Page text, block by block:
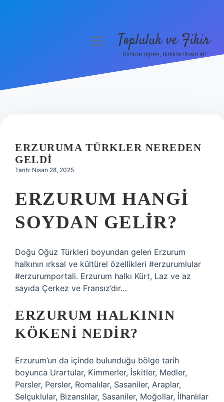
Hakkımızda
menüyüTopluluk ve Fikir
Birlikte öğren, birlikte ilham al!
ERZURUMA TÜRKLER NEREDEN
GELDI
Tarih: Nisan 28, 2025
ERZURUM HANGI
SOYDAN GELIR?
Doğu Oğuz Türkleri boyundan gelen Erzurum
halkının ırksal ve kültürel özellikleri #erzurumlular
#erzurumportali. Erzurum halkı Kürt, Laz ve az
sayıda Çerkez ve Fransız’dır…
ERZURUM HALKININ
KÖKENI NEDIR?
Erzurum’un da içinde bulunduğu bölge tarih
boyunca Urartular, Kimmerler, İskitler, Medler,
Persler, Persler, Romalılar, Sasaniler, Araplar,
Selçuklular, Bizanslılar, Sasaniler, Moğollar, İlhanlılar